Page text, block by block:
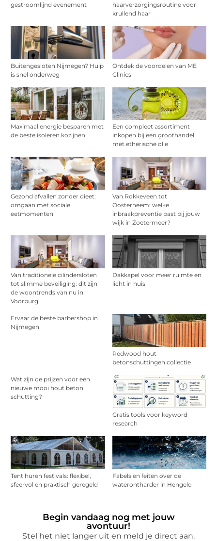
gestroomlijnd evenement
haarverzorgingsroutine voor
krullend haar
Buitengesloten Nijmegen? Hulp
is snel onderweg
Ontdek de voordelen van ME
Clinics
Maximaal energie besparen met
de beste isoleren kozijnen
Een compleet assortiment
inkopen bij een groothandel
met etherische olie
Gezond afvallen zonder dieet:
omgaan met sociale
eetmomenten
Van Rokkeveen tot
Oosterheem: welke
inbraakpreventie past bij jouw
wijk in Zoetermeer?
Van traditionele cilindersloten
tot slimme beveiliging: dit zijn
de woontrends van nu in
Voorburg
Dakkapel voor meer ruimte en
licht in huis
Ervaar de beste barbershop in
Nijmegen
Redwood hout
betonschuttingen collectie
Wat zijn de prijzen voor een
nieuwe mooi hout beton
schutting?
Gratis tools voor keyword
research
Tent huren festivals: flexibel,
sfeervol en praktisch geregeld
Fabels en feiten over de
waterontharder in Hengelo
Begin vandaag nog met jouw
avontuur!
Stel het niet langer uit en meld je direct aan.